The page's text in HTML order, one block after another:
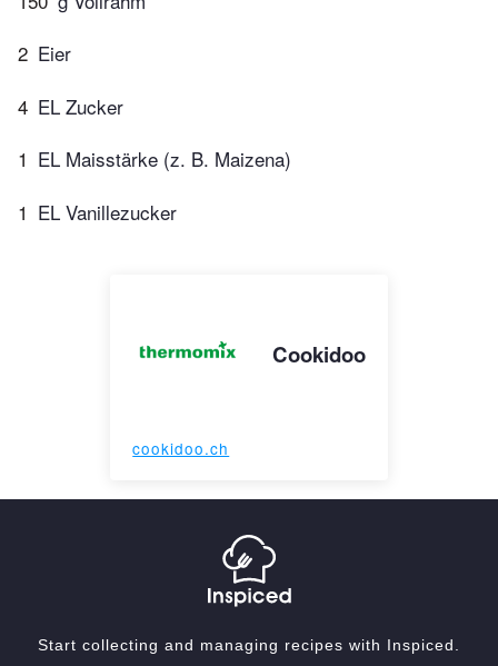
2 Eier
4 EL Zucker
1 EL Maisstärke (z. B. Maizena)
1 EL Vanillezucker
Cookidoo
cookidoo.ch
Start collecting and managing recipes with Inspiced.